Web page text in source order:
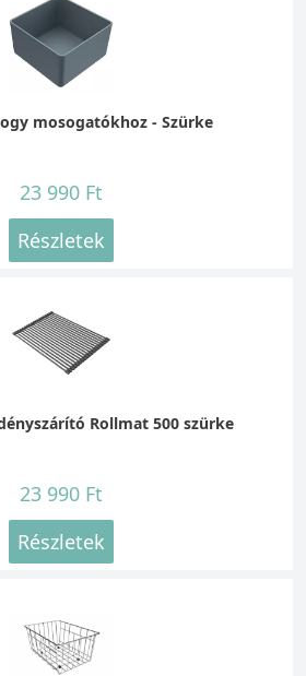
mosogatókhoz - Szürke
23 990 Ft
Részletek
Rollmat 500 szürke
23 990 Ft
Részletek